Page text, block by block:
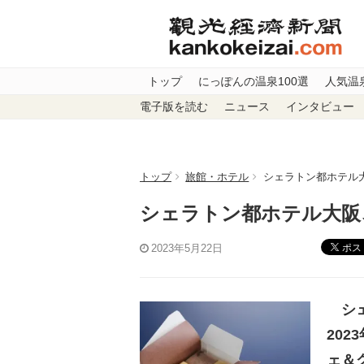
トップ にっぽんの温泉100選 人気温
電子版を読む ニュース インタビュー
トップ 旅館・ホテル シェラトン都ホテル
シェラトン都ホテル大
2023年5月22日 ポス
シ
2023
ェ＆